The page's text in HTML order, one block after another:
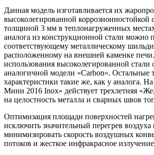
Данная модель изготавливается их
высоколегированной коррозионностойкой
толщиной 3 мм в теплонагруженных
аналога из конструкционной стали можно
соответствующему металлическому
расположенному на внешней каменке печи.
использования высоколегированной стали
аналогичной модели «Carbon». Остальные
характеристики такие же, как у аналога.
Мини 2016 Inox» действует трехлетняя
на целостность металла и сварных швов
Оптимизация площади поверхностей
исключить значительный перегрев воздуха
минимизировать скорость воздушных
потоков и жесткое инфракрасное